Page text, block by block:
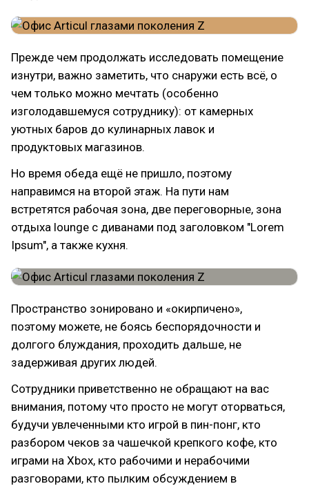
Прежде чем продолжать исследовать помещение
изнутри, важно заметить, что снаружи есть всё, о
чем только можно мечтать (особенно
изголодавшемуся сотруднику): от камерных
уютных баров до кулинарных лавок и
продуктовых магазинов.
Но время обеда ещё не пришло, поэтому
направимся на второй этаж. На пути нам
встретятся рабочая зона, две переговорные, зона
отдыха lounge с диванами под заголовком "Lorem
Ipsum", а также кухня.
Пространство зонировано и «окирпичено»,
поэтому можете, не боясь беспорядочности и
долгого блуждания, проходить дальше, не
задерживая других людей.
Сотрудники приветственно не обращают на вас
внимания, потому что просто не могут оторваться,
будучи увлеченными кто игрой в пин-понг, кто
разбором чеков за чашечкой крепкого кофе, кто
играми на Xbox, кто рабочими и нерабочими
разговорами, кто пылким обсуждением в